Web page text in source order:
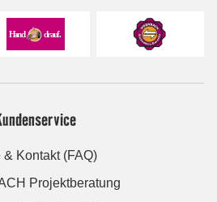
& Kontakt (FAQ)
Projektberatung